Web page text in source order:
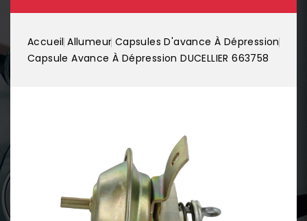
Accueil Allumeur Capsules D'avance À Dépression
Capsule Avance À Dépression DUCELLIER 663758